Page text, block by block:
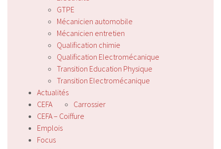
GTPE
Mécanicien automobile
Mécanicien entretien
Qualification chimie
Qualification Electromécanique
Transition Education Physique
Transition Electromécanique
Actualités
CEFA
Carrossier
CEFA – Coiffure
Emplois
Focus